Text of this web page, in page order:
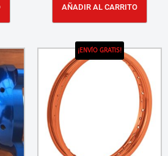
AÑADIR AL CARRITO
¡ENVÍO GRATIS!